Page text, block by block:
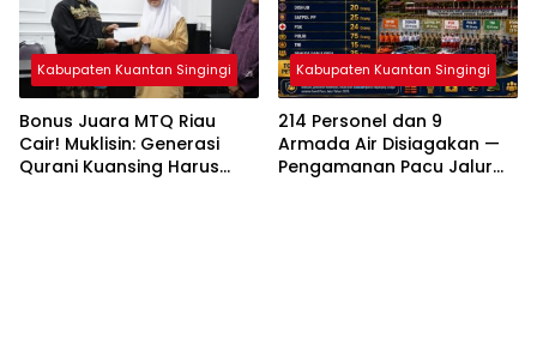
Kabupaten Kuantan Singingi
Bonus Juara MTQ Riau
Cair! Muklisin: Generasi
Qurani Kuansing Harus
Kabupaten Kuantan Singingi
214 Personel dan 9
Armada Air Disiagakan —
Pengamanan Pacu Jalur